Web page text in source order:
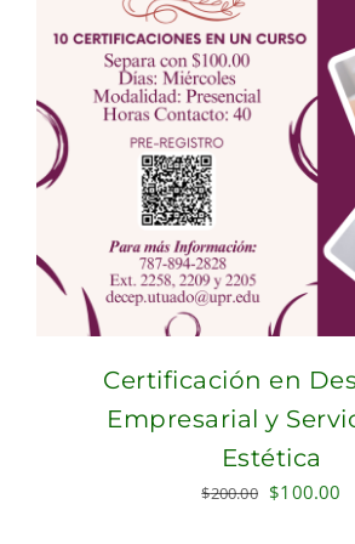
Certificación en
Empresarial y
Estética
$200.00 Original
$100.00